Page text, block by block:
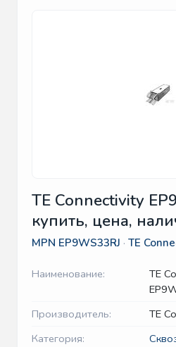
TE Connectivity
купить, цена,
MPN EP9WS33RJ · TE
Наименование:
TE
Производитель:
TE
Категория: